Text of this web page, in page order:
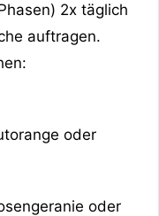
2x täglich
auftragen.
oder
oder